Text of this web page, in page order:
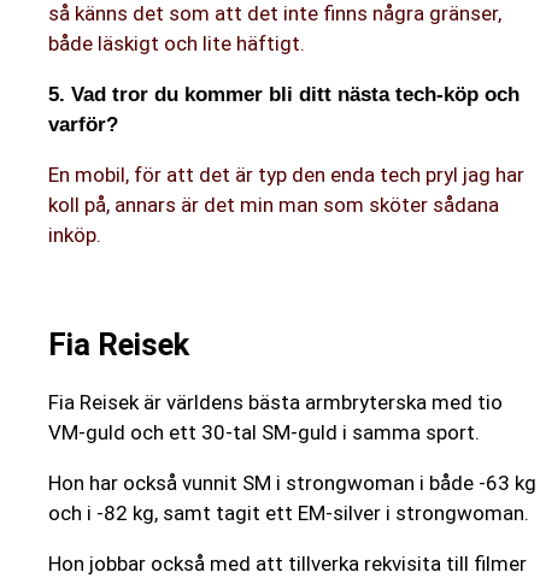
så känns det som att det inte finns några gränser,
både läskigt och lite häftigt.
5. Vad tror du kommer bli ditt nästa tech-köp och
varför?
En mobil, för att det är typ den enda tech pryl jag har
koll på, annars är det min man som sköter sådana
inköp.
Fia Reisek
Fia Reisek är världens bästa armbryterska med tio
VM-guld och ett 30-tal SM-guld i samma sport.
Hon har också vunnit SM i strongwoman i både -63 kg
och i -82 kg, samt tagit ett EM-silver i strongwoman.
Hon jobbar också med att tillverka rekvisita till filmer